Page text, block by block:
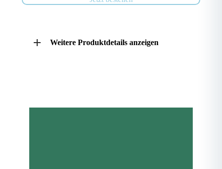
Weitere Produktdetails anzeigen